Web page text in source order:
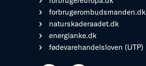
forbrugerombudsmanden.dk
naturskaderaadet.dk
energianke.dk
fødevarehandelsloven (UTP)